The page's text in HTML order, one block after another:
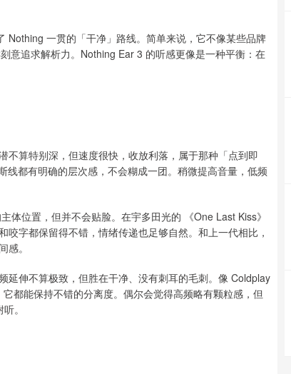
一贯的「干净」路线。简单来说，它不像某些品牌
意追求解析力。Nothing Ear 3 的听感更像是一种平衡：在
算特别深，但速度很快，收放利落，属于那种「点到即
都有明确的层次感，不会糊成一团。稍微提高音量，低频
位置，但并不会贴脸。在宇多田光的 《One Last Kiss》
字都保留得不错，情绪传递也足够自然。和上一代相比，
。
伸不算极致，但胜在干净、没有刺耳的毛刺。像 Coldplay
都能保持不错的分离度。偶尔会觉得高频略有颗粒感，但
。